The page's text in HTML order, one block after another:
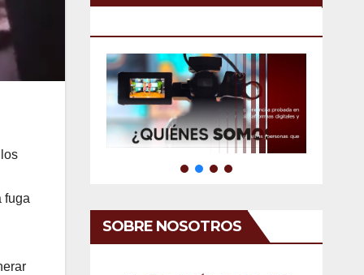
fuga
SOBRE NOSOTROS